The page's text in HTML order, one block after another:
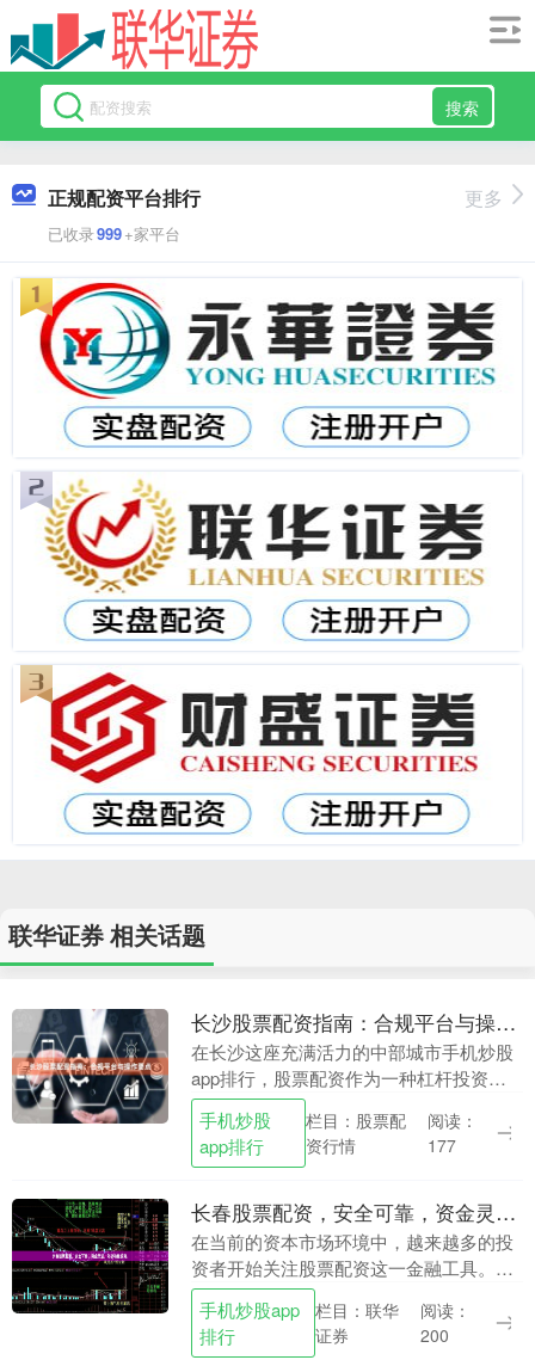
搜索
正规配资平台排行
已收录999+家平台
更多
联华证券 相关话题
长沙股票配资指南：合规平台与操作要点
在长沙这座充满活力的中部城市手机炒股
app排行，股票配资作为一种杠杆投资工
具，正受到越来越多投资者的关注。然
而，如何在众多配资平台中选择合规机
构，并掌握正确的操....
手机炒股
app排行
栏目：股票配
资行情
阅读：
177
长春股票配资，安全可靠，资金灵活，助您稳健投资。
在当前的资本市场环境中，越来越多的投
资者开始关注股票配资这一金融工具。作
为吉林省的省会城市，长春的股票配资市
场也日益活跃。对于长春本地的投资者而
言，选择一家安全....
手机炒股app
排行
栏目：联华
证券
阅读：
200